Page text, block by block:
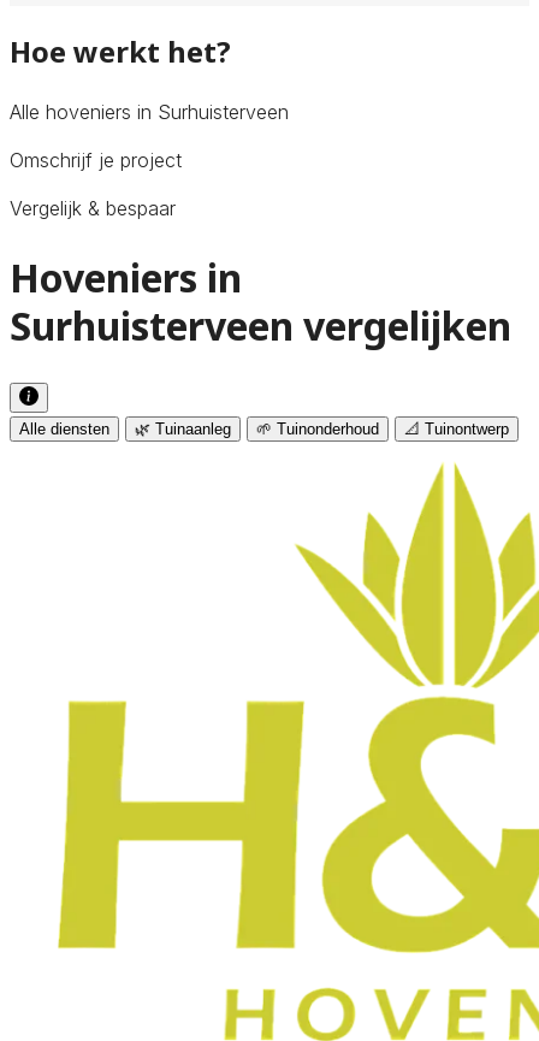
Hoe werkt het?
Alle hoveniers in Surhuisterveen
Omschrijf je project
Vergelijk & bespaar
Hoveniers in
Surhuisterveen vergelijken
Alle diensten 🌿 Tuinaanleg 🌱 Tuinonderhoud 📐 Tuinontwerp